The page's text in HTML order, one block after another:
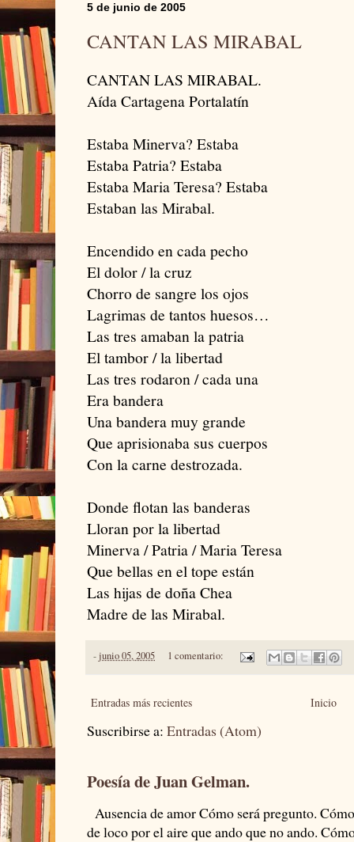
5 de junio de 2005
CANTAN LAS MIRABAL
CANTAN LAS MIRABAL.
Aída Cartagena Portalatín
Estaba Minerva? Estaba
Estaba Patria? Estaba
Estaba Maria Teresa? Estaba
Estaban las Mirabal.
Encendido en cada pecho
El dolor / la cruz
Chorro de sangre los ojos
Lagrimas de tantos huesos…
Las tres amaban la patria
El tambor / la libertad
Las tres rodaron / cada una
Era bandera
Una bandera muy grande
Que aprisionaba sus cuerpos
Con la carne destrozada.
Donde flotan las banderas
Lloran por la libertad
Minerva / Patria / Maria Teresa
Que bellas en el tope están
Las hijas de doña Chea
Madre de las Mirabal.
-junio 05, 2005 1 comentario:
Entradas más recientes Inicio
Suscribirse a: Entradas (Atom)
Poesía de Juan Gelman.
Ausencia de amor Cómo será pregunto.
de loco por el aire que ando que no ando.